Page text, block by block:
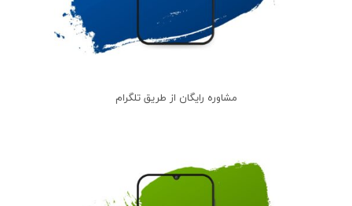
مشاوره رایگان از طریق تلگرام